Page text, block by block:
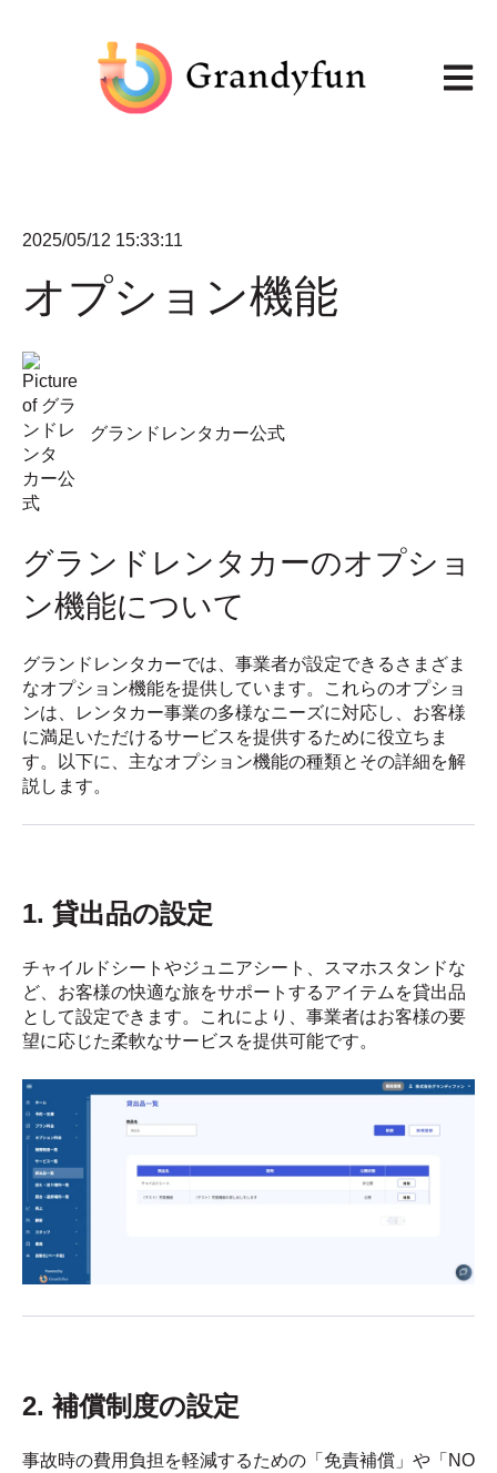
メイ
2025/05/12 15:33:11
オプション機能
グランドレンタカー公式
グランドレンタカーのオプショ
ン機能について
グランドレンタカーでは、事業者が設定できるさまざま
なオプション機能を提供しています。これらのオプショ
ンは、レンタカー事業の多様なニーズに対応し、お客様
に満足いただけるサービスを提供するために役立ちま
す。以下に、主なオプション機能の種類とその詳細を解
説します。
1. 貸出品の設定
チャイルドシートやジュニアシート、スマホスタンドな
ど、お客様の快適な旅をサポートするアイテムを貸出品
として設定できます。これにより、事業者はお客様の要
望に応じた柔軟なサービスを提供可能です。
2. 補償制度の設定
事故時の費用負担を軽減するための「免責補償」や「NO